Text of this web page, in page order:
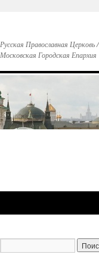
Русская Православная Церковь /
Московская Городская Епархия